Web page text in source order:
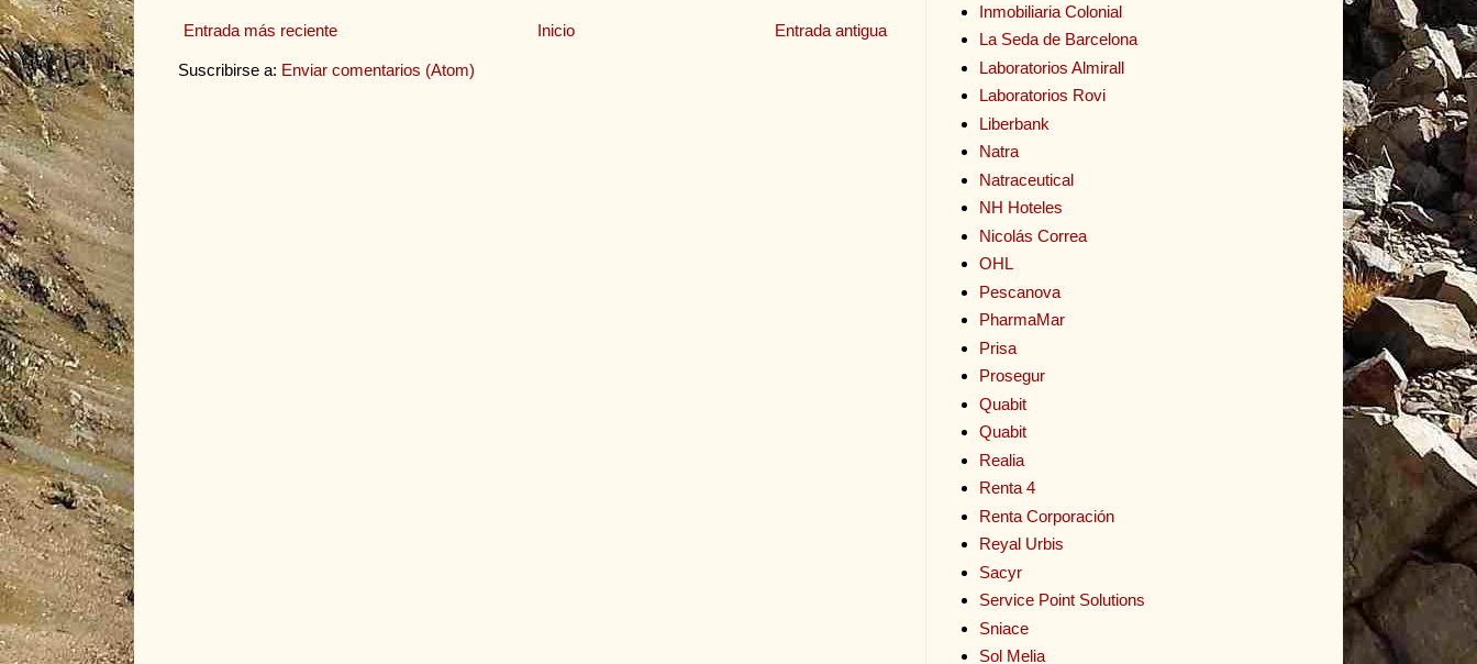
Entrada más reciente Entrada antigua
Inicio
Suscribirse a: Enviar comentarios (Atom)
Inmobiliaria Colonial
La Seda de Barcelona
Laboratorios Almirall
Laboratorios Rovi
Liberbank
Natra
Natraceutical
NH Hoteles
Nicolás Correa
OHL
Pescanova
PharmaMar
Prisa
Prosegur
Quabit
Quabit
Realia
Renta 4
Renta Corporación
Reyal Urbis
Sacyr
Service Point Solutions
Sniace
Sol Melia